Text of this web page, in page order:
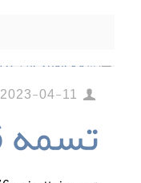
2023-04-11
تسمه 1.7176